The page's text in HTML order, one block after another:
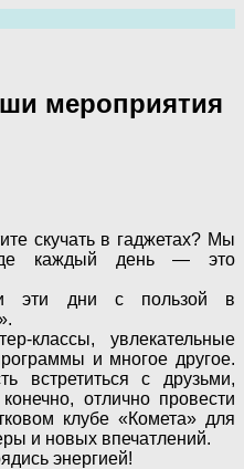
мероприятия
скучать в гаджетах? Мы
где каждый день — это
эти дни с пользой в
классы, увлекательные
и многое другое.
встретиться с друзьми,
отлично провести
клубе «Комета» для
и новых впечатлений.
энергией!